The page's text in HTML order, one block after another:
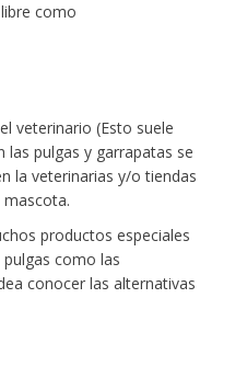
como
veterinario (Esto suele
las pulgas y garrapatas se
la veterinarias y/o tiendas
mascota.
productos especiales
como las
conocer las alternativas